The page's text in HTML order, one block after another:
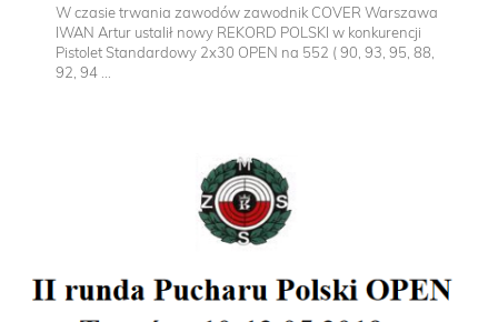
W czasie trwania zawodów zawodnik COVER Warszawa
IWAN Artur ustalił nowy REKORD POLSKI w konkurencji
Pistolet Standardowy 2x30 OPEN na 552 ( 90, 93, 95, 88,
92, 94 ...